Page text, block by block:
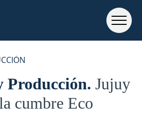
Producción Jujuy
cumbre Eco